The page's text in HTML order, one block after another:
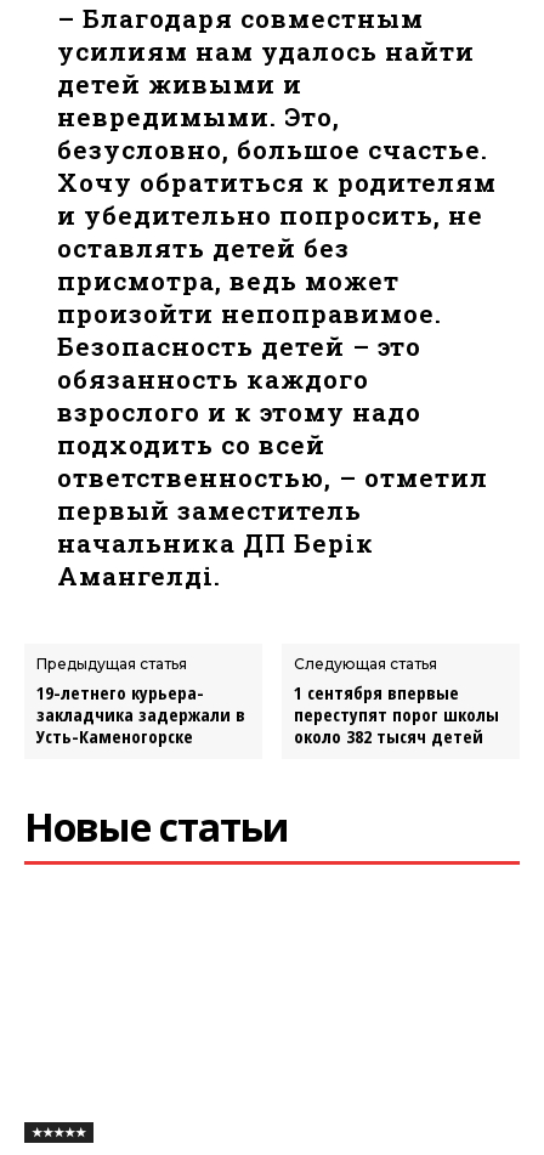
– Благодаря совместным
усилиям нам удалось найти
детей живыми и
невредимыми. Это,
безусловно, большое счастье.
Хочу обратиться к родителям
и убедительно попросить, не
оставлять детей без
присмотра, ведь может
произойти непоправимое.
Безопасность детей – это
обязанность каждого
взрослого и к этому надо
подходить со всей
ответственностью, – отметил
первый заместитель
начальника ДП Берік
Амангелді.
Предыдущая статья
19-летнего курьера-
закладчика задержали в
Усть-Каменогорске
Следующая статья
1 сентября впервые
переступят порог школы
около 382 тысяч детей
Новые статьи
★★★★★